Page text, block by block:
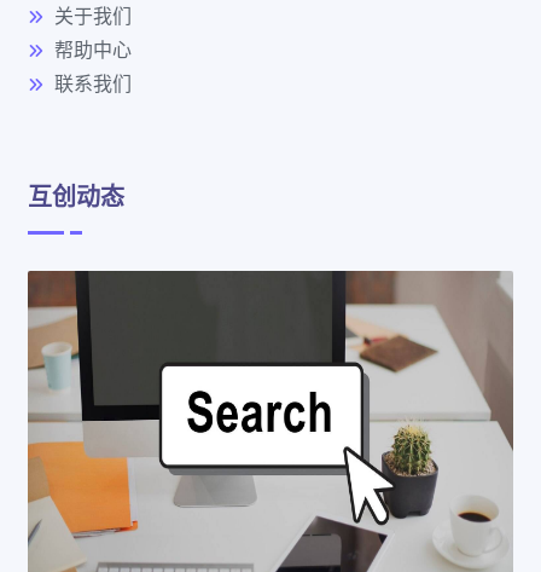
关于我们
帮助中心
联系我们
互创动态